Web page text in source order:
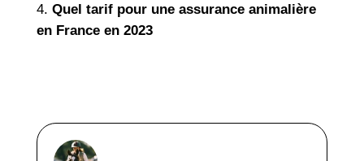
Quel tarif pour une assurance animalière
en France en 2023